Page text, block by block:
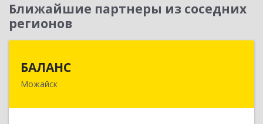
Ближайшие партнеры из соседних
регионов
БАЛАНС
Можайск143200, Московская обл, Можайский р-н,